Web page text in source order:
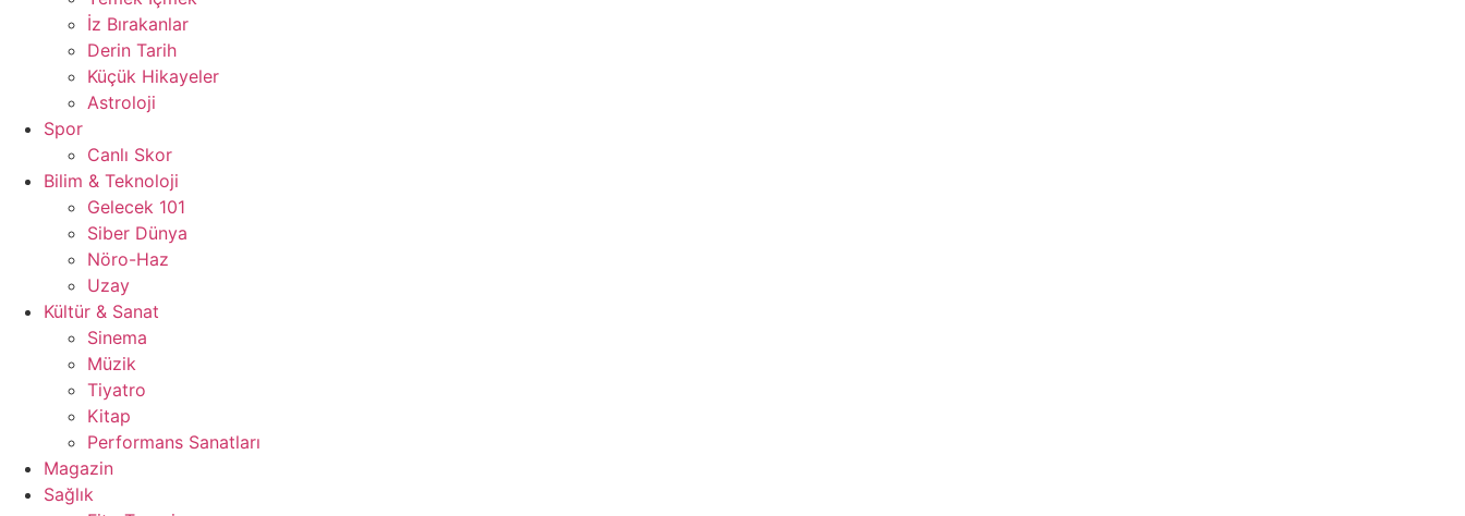
İz Bırakanlar
Derin Tarih
Küçük Hikayeler
Astroloji
Spor
Canlı Skor
Bilim & Teknoloji
Gelecek 101
Siber Dünya
Nöro-Haz
Uzay
Kültür & Sanat
Sinema
Müzik
Tiyatro
Kitap
Performans Sanatları
Magazin
Sağlık